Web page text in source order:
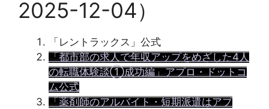
2025-12-04）
「レントラックス」公式
「都市部の求人で年収アップをめざした4人
の転職体験談①成功編」アプロ・ドットコ
ム公式
「薬剤師のアルバイト・短期派遣はアプ